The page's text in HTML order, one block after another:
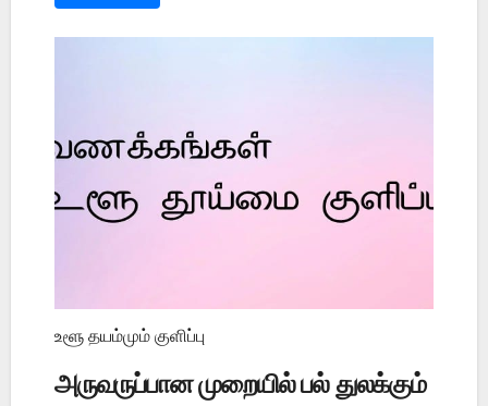
உளூ தயம்மும் குளிப்பு
அருவருப்பான முறையில் பல் துலக்கும்